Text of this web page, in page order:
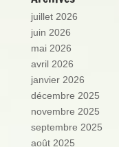
juillet 2026
juin 2026
mai 2026
avril 2026
janvier 2026
décembre 2025
novembre 2025
septembre 2025
août 2025